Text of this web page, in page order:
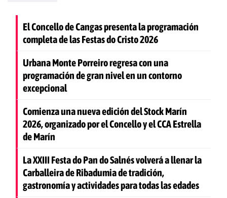
El Concello de Cangas presenta la programación
completa de las Festas do Cristo 2026
Urbana Monte Porreiro regresa con una
programación de gran nivel en un contorno
excepcional
Comienza una nueva edición del Stock Marín
2026, organizado por el Concello y el CCA Estrella
de Marín
La XXIII Festa do Pan do Salnés volverá a llenar la
Carballeira de Ribadumia de tradición,
gastronomía y actividades para todas las edades